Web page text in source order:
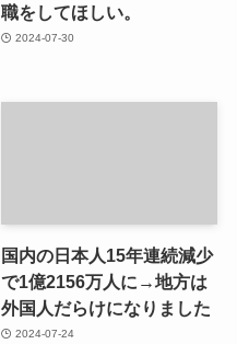
職をしてほしい。
2024-07-30
国内の日本人15年連続減少
で1億2156万人に→地方は
外国人だらけになりました
2024-07-24